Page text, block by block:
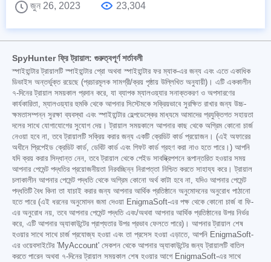
জুন 26, 2023
23,304
SpyHunter ফ্রি ট্রায়াল: গুরুত্বপূর্ণ শর্তাবলী
স্পাইহান্টার ট্রায়ালটি স্পাইহান্টার প্রো অথবা স্পাইহান্টার ফর ম্যাক-এর জন্য এবং এতে একাধিক
ডিভাইস অন্তর্ভুক্ত রয়েছে (প্রচারমূলক সামগ্রী/ক্রয় পৃষ্ঠায় উল্লিখিত অনুযায়ী)। এটি এককালীন
৭-দিনের ট্রায়াল সময়কাল প্রদান করে, যা ব্যাপক ম্যালওয়্যার সনাক্তকরণ ও অপসারণের
কার্যকারিতা, ম্যালওয়্যার হুমকি থেকে আপনার সিস্টেমকে সক্রিয়ভাবে সুরক্ষিত রাখার জন্য উচ্চ-
ক্ষমতাসম্পন্ন সুরক্ষা ব্যবস্থা এবং স্পাইহান্টার হেল্পডেস্কের মাধ্যমে আমাদের প্রযুক্তিগত সহায়তা
দলের সাথে যোগাযোগের সুযোগ দেয়। ট্রায়াল সময়কালে আপনার কাছ থেকে অগ্রিম কোনো চার্জ
নেওয়া হবে না, তবে ট্রায়ালটি সক্রিয় করার জন্য একটি ক্রেডিট কার্ড প্রয়োজন। (এই অফারের
অধীনে প্রিপেইড ক্রেডিট কার্ড, ডেবিট কার্ড এবং গিফট কার্ড গ্রহণ করা নাও হতে পারে।) আপনি
যদি ক্রয় করার সিদ্ধান্ত নেন, তবে ট্রায়াল থেকে পেইড সাবস্ক্রিপশনে রূপান্তরিত হওয়ার সময়
আপনার পেমেন্ট পদ্ধতির প্রয়োজনীয়তা নিরবচ্ছিন্ন নিরাপত্তা নিশ্চিত করতে সাহায্য করে। ট্রায়াল
চলাকালীন আপনার পেমেন্ট পদ্ধতি থেকে অগ্রিম কোনো অর্থ কাটা হবে না, যদিও আপনার পেমেন্ট
পদ্ধতিটি বৈধ কিনা তা যাচাই করার জন্য আপনার আর্থিক প্রতিষ্ঠানে অনুমোদনের অনুরোধ পাঠানো
হতে পারে (এই ধরনের অনুমোদন জমা দেওয়া EnigmaSoft-এর পক্ষ থেকে কোনো চার্জ বা ফি-
এর অনুরোধ নয়, তবে আপনার পেমেন্ট পদ্ধতি এবং/অথবা আপনার আর্থিক প্রতিষ্ঠানের উপর নির্ভর
করে, এটি আপনার অ্যাকাউন্টের প্রাপ্যতার উপর প্রভাব ফেলতে পারে)। আপনার ট্রায়াল শেষ
হওয়ার সাথে সাথে চার্জ প্রযোজ্য হওয়া এবং তা প্রসেস হওয়া এড়াতে, আপনি EnigmaSoft-
এর ওয়েবসাইটের 'MyAccount' সেকশন থেকে আপনার অ্যাকাউন্টের জন্য ট্রায়ালটি বাতিল
করতে পারেন অথবা ৭-দিনের ট্রায়াল সময়কাল শেষ হওয়ার আগে EnigmaSoft-এর সাথে